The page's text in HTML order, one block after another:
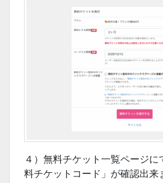
４）無料チケット一覧ページ
料チケットコード」が確認出来